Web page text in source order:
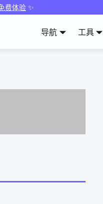
费体验 ✨
导航 工具